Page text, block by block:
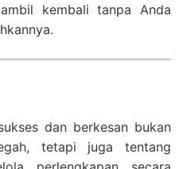
kembali tanpa Anda
dan berkesan bukan
tetapi juga tentang